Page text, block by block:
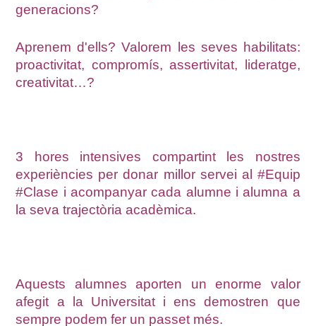
generacions?
Aprenem d'ells? Valorem les seves habilitats:
proactivitat, compromís, assertivitat, lideratge,
creativitat…?
3 hores intensives compartint les nostres
experiències per donar millor servei al #Equip
#Clase i acompanyar cada alumne i alumna a
la seva trajectòria acadèmica.
Aquests alumnes aporten un enorme valor
afegit a la Universitat i ens demostren que
sempre podem fer un passet més.